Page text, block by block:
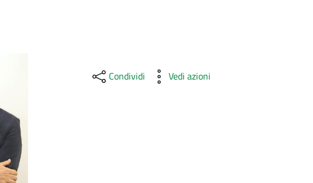
Condividi Vedi azioni